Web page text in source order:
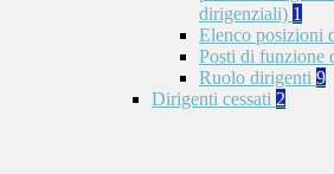
dirigenziali) 1
Elenco posizioni
Posti di funzione
Ruolo dirigenti 9
Dirigenti cessati 2